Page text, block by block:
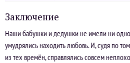
Заключение
Наши бабушки и дедушки не имели ни
умудрялись находить любовь. И, судя по
из тех времён, справлялись совсем